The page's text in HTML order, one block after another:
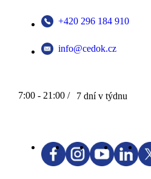
+420 296 184 910
info@cedok.cz
7:00 - 21:00 / 7 dní v týdnu